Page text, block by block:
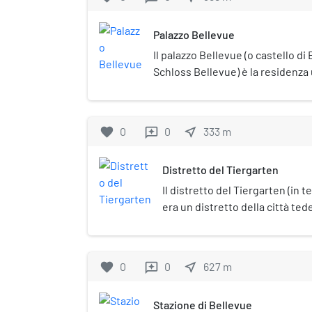
allegoriche; il monumento è
Begas. Oltre questo monumento
statue, fra cui quella del
è posta sotto tutela monumentale
Palazzo Bellevue
Il palazzo Bellevue (o castello
Schloss Bellevue) è la
nel quartiere Tiergarten, nel
favorite 0 reviews 0 near_me 333 m
Distretto del Tiergarten
Il distretto del Tiergarten (in
era un distretto della città
distretto.
favorite 0 reviews 0 near_me 627 m
Stazione di Bellevue